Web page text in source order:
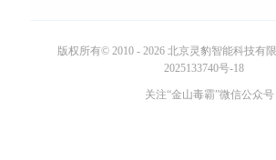
版权所有© 2010 - 2026 北京灵豹智能科技有
2025133740号-18
关注“金山毒霸”微信公众号